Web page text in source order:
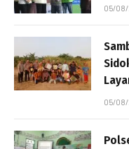
05/08/
05/08/